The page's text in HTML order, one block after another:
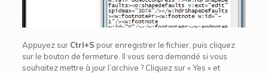
Appuyez sur Ctrl+S pour enregistrer le fichier, puis cliquez
sur le bouton de fermeture. Il vous sera demandé si vous
souhaitez mettre à jour l’archive ? Cliquez sur « Yes » et